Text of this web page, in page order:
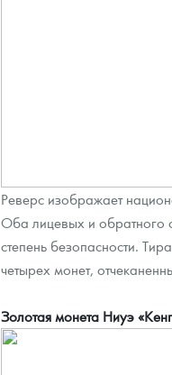
Реверс изображает
Оба лицевых и обратного
степень безопасности.
четырех монет,
Золотая монета Ниуэ